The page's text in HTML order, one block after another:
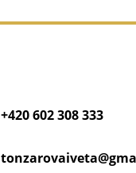
+420 602 308 333
tonzarovaiveta@